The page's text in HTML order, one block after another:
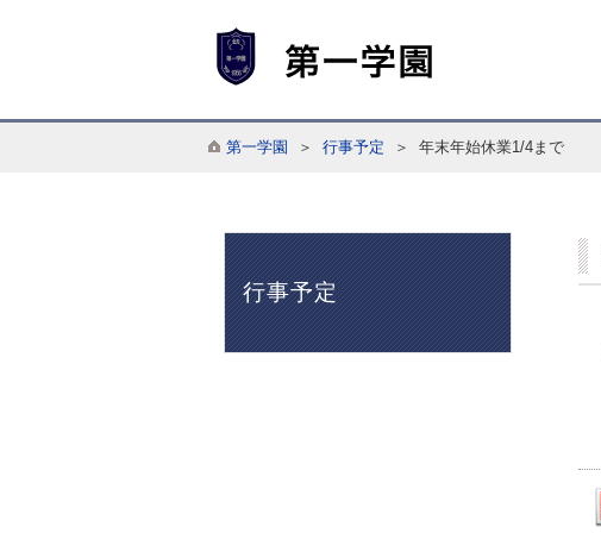
第一学園 ＞ 行事予定 ＞ 年末年始休業1/4まで
行事予定